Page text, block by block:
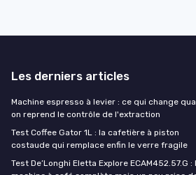
Les derniers articles
Machine espresso à levier : ce qui change
on reprend le contrôle de l'extraction
Test Coffee Gator 1L : la cafetière à piston
costaude qui remplace enfin le verre fragile
Test De’Longhi Eletta Explore ECAM452.57.G :